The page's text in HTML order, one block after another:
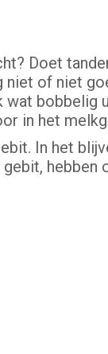
Doet
niet of niet
bobbelig
in het
In het